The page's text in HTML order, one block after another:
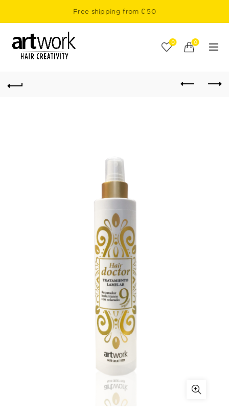
Free shipping from € 50
0 0